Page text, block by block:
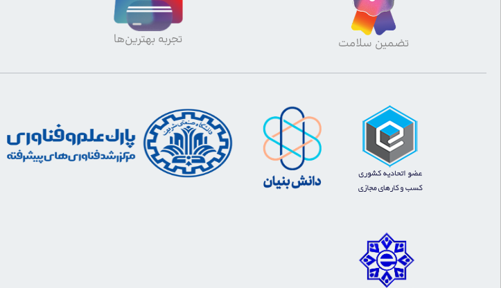
تضمین سلامت تجربه بهترین‌ها